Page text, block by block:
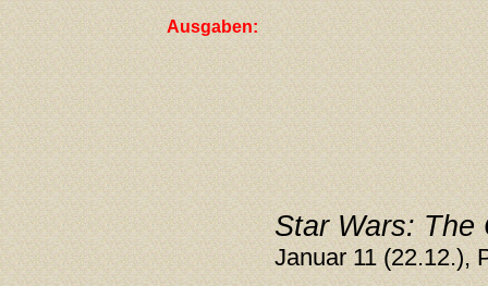
Ausgaben:
Star Wars: The
Januar 11 (22.12.),